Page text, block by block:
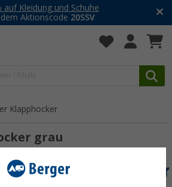
auf Kleidung und Schuhe
Aktionscode 20SSV
Klapphocker
grau